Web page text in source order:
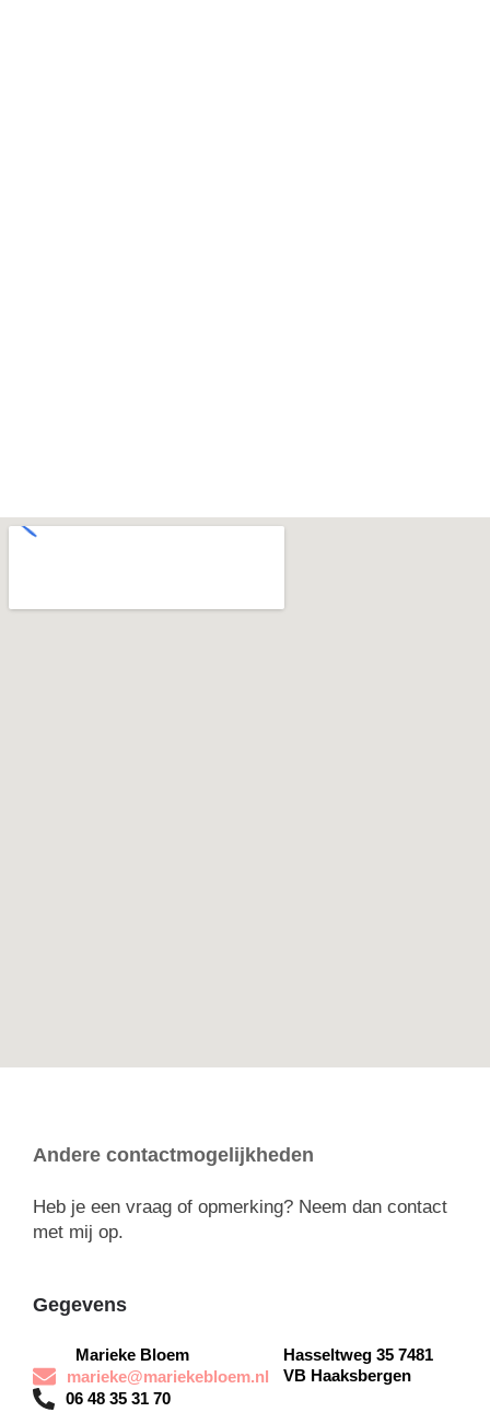
Andere contactmogelijkheden
Heb je een vraag of opmerking? Neem dan contact
met mij op.
Gegevens
Marieke Bloem
marieke@mariekebloem.nl
06 48 35 31 70
Hasseltweg 35 7481
VB Haaksbergen